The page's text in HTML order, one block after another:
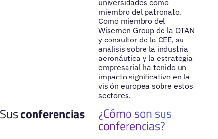
universidades como
miembro del patronato.
Como miembro del
Wisemen Group de la OTAN
y consultor de la CEE, su
análisis sobre la industria
aeronáutica y la estrategia
empresarial ha tenido un
impacto significativo en la
visión europea sobre estos
sectores.
Susconferencias ¿Cómo son sus
conferencias?